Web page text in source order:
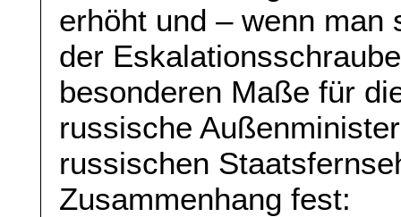
erhöht und – wenn man
der
besonderen Maße für
russische
russischen
Zusammenhang fest: